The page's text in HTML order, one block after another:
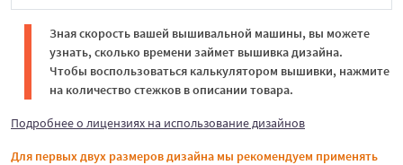
В корзине
Зная скорость вашей вышивальной машины, вы можете
узнать, сколько времени займет вышивка дизайна.
Чтобы воспользоваться калькулятором вышивки, нажмите
на количество стежков в описании товара.
Подробнее о лицензиях на использование дизайнов
Для первых двух размеров дизайна мы рекомендуем применять